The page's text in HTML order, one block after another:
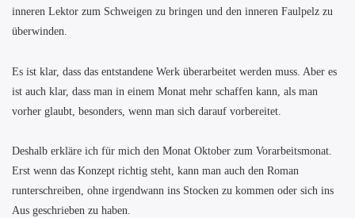
inneren Lektor zum Schweigen zu bringen und den inneren Faulpelz zu
überwinden.
Es ist klar, dass das entstandene Werk überarbeitet werden muss. Aber es
ist auch klar, dass man in einem Monat mehr schaffen kann, als man
vorher glaubt, besonders, wenn man sich darauf vorbereitet.
Deshalb erkläre ich für mich den Monat Oktober zum Vorarbeitsmonat.
Erst wenn das Konzept richtig steht, kann man auch den Roman
runterschreiben, ohne irgendwann ins Stocken zu kommen oder sich ins
Aus geschrieben zu haben.